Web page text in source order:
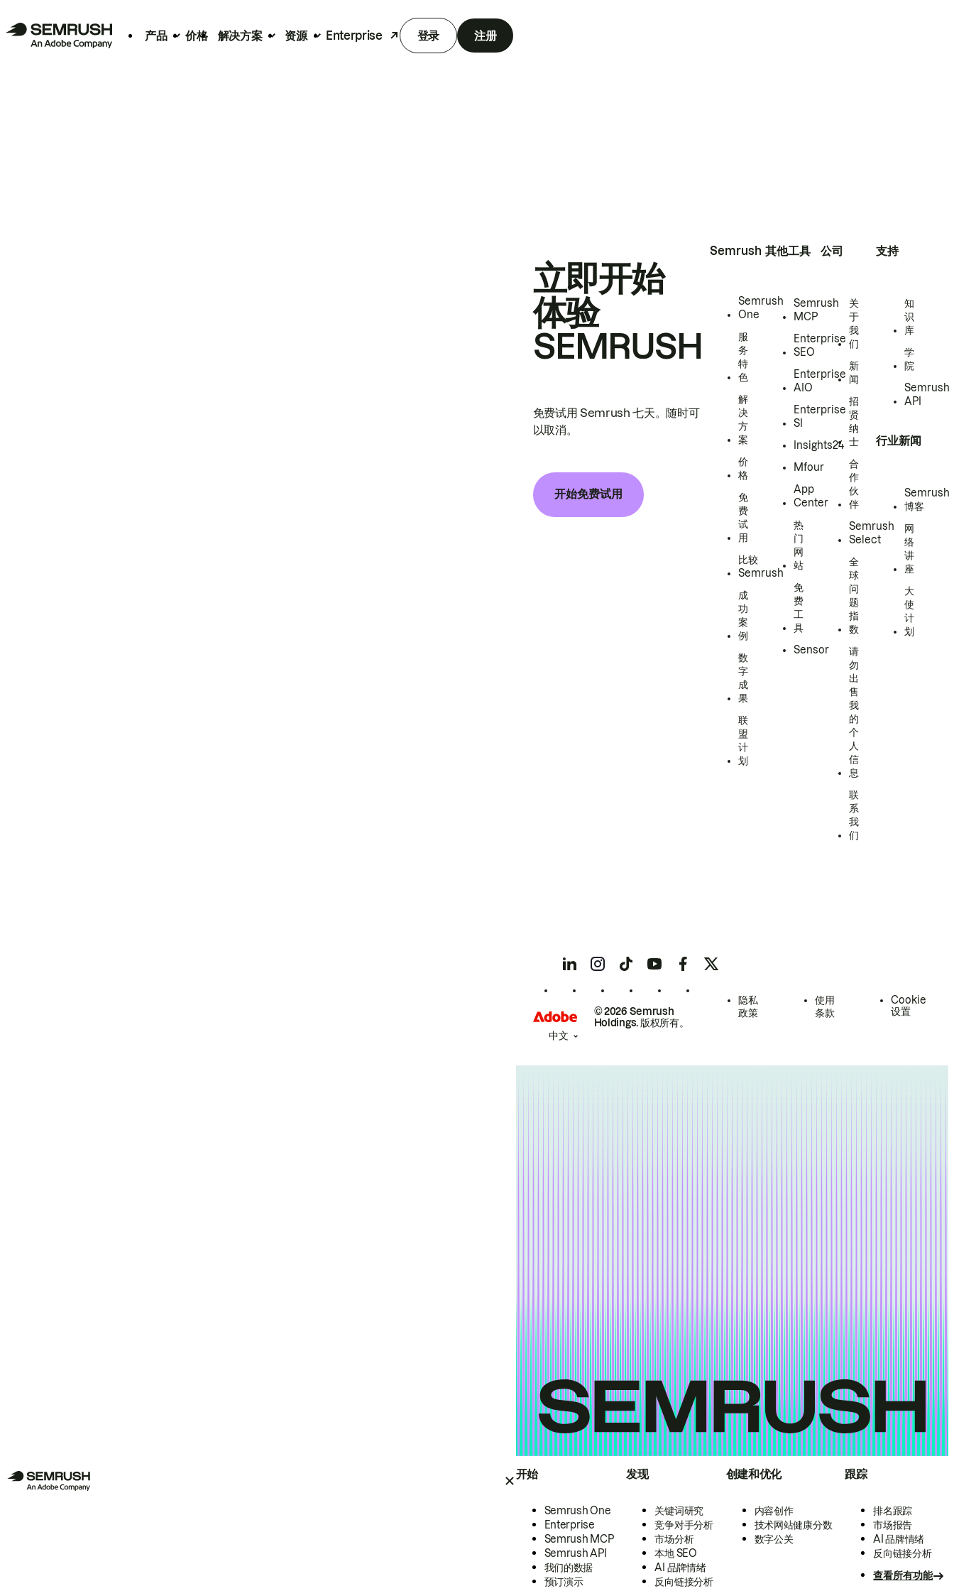
产品 价格 解决方案 资源 Enterprise 登录 注册
开始
Semrush One
Enterprise
Semrush MCP
Semrush API
我们的数据
预订演示
发现
关键词研究
竞争对手分析
市场分析
本地 SEO
AI 品牌情绪
反向链接分析
创建和优化
内容创作
技术网站健康分数
数字公关
跟踪
排名跟踪
市场报告
AI 品牌情绪
反向链接分析
查看所有功能
立即开始
体验
SEMRUSH
免费试用 Semrush 七天。随时可
以取消。
开始免费试用
Semrush
Semrush
One
服
务
特
色
解
决
方
案
价
格
免
费
试
用
比较
Semrush
成
功
案
例
数
字
成
果
联
盟
计
划
其他工具
Semrush
MCP
Enterprise
SEO
Enterprise
AIO
Enterprise
SI
Insights24
Mfour
App
Center
热
门
网
站
免
费
工
具
Sensor
公司
关
于
我
们
新
闻
招
贤
纳
士
合
作
伙
伴
Semrush
Select
全
球
问
题
指
数
请
勿
出
售
我
的
个
人
信
息
联
系
我
们
支持
知
识
库
学
院
Semrush
API
行业新闻
Semrush
博客
网
络
讲
座
大
使
计
划
© 2026 Semrush
Holdings. 版权所有。
隐私
政策
使用
条款
Cookie
设置
中文